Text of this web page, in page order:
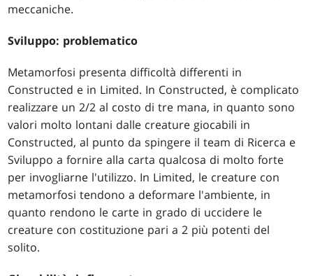
meccaniche.
Sviluppo: problematico
Metamorfosi presenta difficoltà differenti in
Constructed e in Limited. In Constructed, è complicato
realizzare un 2/2 al costo di tre mana, in quanto sono
valori molto lontani dalle creature giocabili in
Constructed, al punto da spingere il team di Ricerca e
Sviluppo a fornire alla carta qualcosa di molto forte
per invogliarne l'utilizzo. In Limited, le creature con
metamorfosi tendono a deformare l'ambiente, in
quanto rendono le carte in grado di uccidere le
creature con costituzione pari a 2 più potenti del
solito.